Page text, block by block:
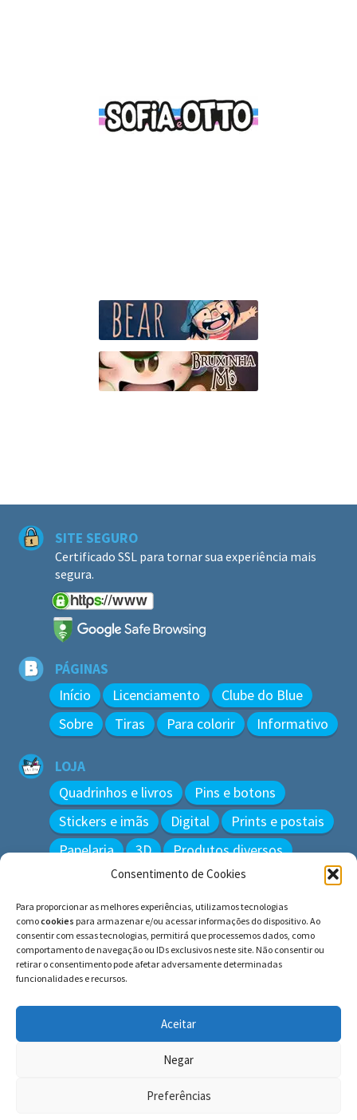
Consentimento de Cookies
Para proporcionar as melhores experiências, utilizamos tecnologias
comocookies para armazenar e/ou acessar informações do dispositivo. Ao
consentir com essas tecnologias, permitirá que processemos dados, como
comportamento de navegação ou IDs exclusivos neste site. Não consentir ou
retirar o consentimento pode afetar adversamente determinadas
funcionalidades e recursos.
Aceitar
Negar
Preferências
SITE SEGURO
Certificado SSL para tornar sua experiência mais
segura.
PÁGINAS
Início Licenciamento
Clube do Blue
Sobre
Tiras Para colorir Informativo
LOJA
Quadrinhos e livros
Pins e botons
Stickers e imãs
Digital
Prints e postais
Papelaria
3D Produtos diversos
Pesquisar
por:
© BLUE e os gatos ∙ todos os direitos reservados.
Histórias inspiradas em gatos reais. Adote e cuide dos
gatos!